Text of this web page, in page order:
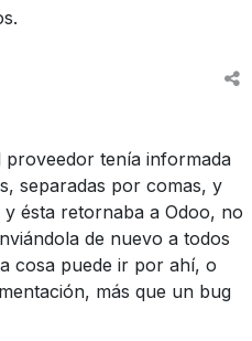
proveedor tenía informada
separadas por comas, y
ésta retornaba a Odoo, no
de nuevo a todos
cosa puede ir por ahí, o
más que un bug